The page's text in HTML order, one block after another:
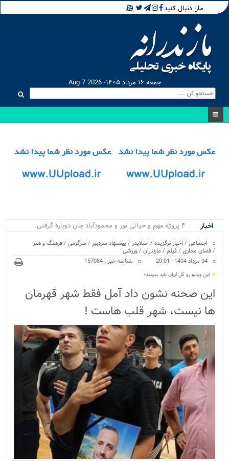
مارا دنبال کنید
جمعه ۱۶ مرداد ۱۴۰۵- Aug 7 2026
اخبار
۴ پروژه مهم و حیاتی نور و محمودآباد جان دوباره گرفتند/ از بی.
اجتماعی / اخبار برگزیده / اسلایدر / پیشنهاد سردبیر / سرگرمی /فرهنگ و هنر
/فضای مجازی /فیلم / مازندران /ورزشی
04 مرداد 1404 - 20:01
شناسه خبر : 157084
این ویدیو رو کل ایران باید ببینند؛
این صحنه نشون داد آمل فقط شهر قهرمان
ها نیست، شهر قلب هاست !